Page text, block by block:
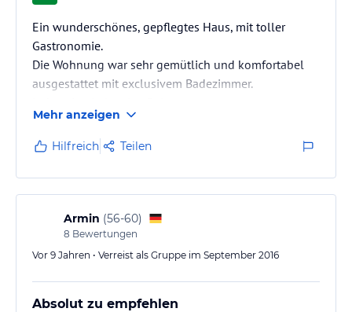
Ein wunderschönes, gepflegtes Haus, mit toller
Gastronomie.
Die Wohnung war sehr gemütlich und komfortabel
ausgestattet mit exclusivem Badezimmer.
Mehr anzeigen
Hilfreich Teilen
Armin (56-60)
8 Bewertungen
Vor 9 Jahren • Verreist als Gruppe im September 2016
Absolut zu empfehlen